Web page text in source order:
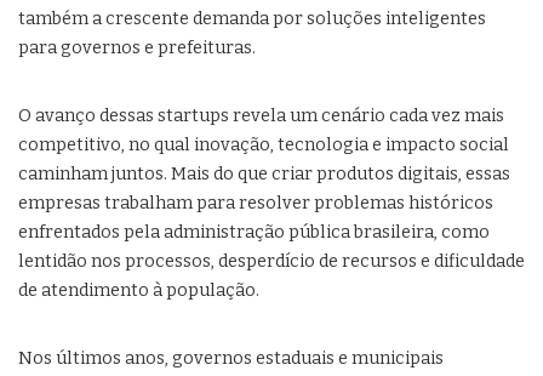
também a crescente demanda por soluções inteligentes
para governos e prefeituras.
O avanço dessas startups revela um cenário cada vez mais
competitivo, no qual inovação, tecnologia e impacto social
caminham juntos. Mais do que criar produtos digitais, essas
empresas trabalham para resolver problemas históricos
enfrentados pela administração pública brasileira, como
lentidão nos processos, desperdício de recursos e dificuldade
de atendimento à população.
Nos últimos anos, governos estaduais e municipais